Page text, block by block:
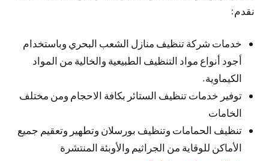
نقدم:
خدمات شركة تنظيف منازل الشعب البحري وباستخدام
أجود أنواع مواد التنظيف الطبيعية والخالية من المواد
الكيماوية.
توفير خدمات تنظيف الستائر بكافة الاحجام ومن مختلف
الخامات
تنظيف الحمامات وتنظيف بورسلان وتطهير وتعقيم جميع
الأماكن للوقاية من الجراثيم والأوبئة المنتشرة